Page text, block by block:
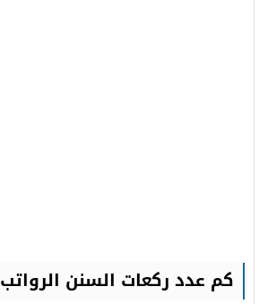
كم عدد ركعات السنن الرواتب